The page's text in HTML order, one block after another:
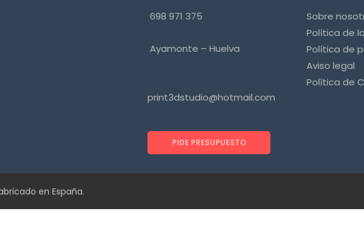
698 971 375
Ayamonte – Huelva
print3dstudio@hotmail.com
PIDE PRESUPUESTO
Sobre
Política de
Política de
Aviso legal
Política de
en España.